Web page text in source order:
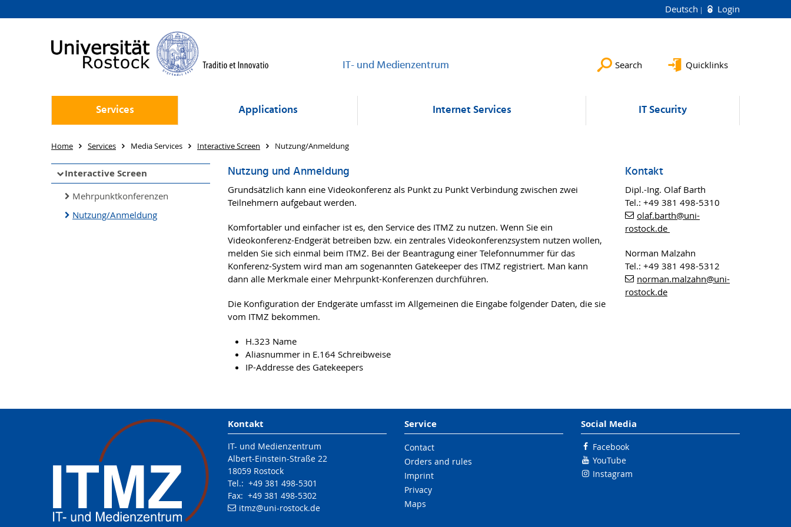
Deutsch Login
IT- und Medienzentrum Search Quicklinks
Services Applications Internet Services IT Security
Home Services Media Services Interactive Screen Nutzung/Anmeldung
Interactive Screen
Mehrpunktkonferenzen
Nutzung/Anmeldung
Nutzung und Anmeldung
Grundsätzlich kann eine Videokonferenz als Punkt zu Punkt Verbindung zwischen zwei
Teilnehmern aufgebaut werden.
Komfortabler und einfacher ist es, den Service des ITMZ zu nutzen. Wenn Sie ein
Videokonferenz-Endgerät betreiben bzw. ein zentrales Videokonferenzsystem nutzen wollen,
melden Sie sich einmal beim ITMZ. Bei der Beantragung einer Telefonnummer für das
Konferenz-System wird man am sogenannten Gatekeeper des ITMZ registriert. Man kann
dann alle Merkmale einer Mehrpunkt-Konferenzen durchführen.
Die Konfiguration der Endgeräte umfasst im Allgemeinen die Eingabe folgender Daten, die sie
vom ITMZ bekommen.
H.323 Name
Aliasnummer in E.164 Schreibweise
IP-Addresse des Gatekeepers
Kontakt
Dipl.-Ing. Olaf Barth
Tel.: +49 381 498-5310
olaf.barth@uni-
rostock.de
Norman Malzahn
Tel.: +49 381 498-5312
norman.malzahn@uni-
rostock.de
Kontakt
IT- und Medienzentrum
Albert-Einstein-Straße 22
18059 Rostock
Tel.: +49 381 498-5301
Fax: +49 381 498-5302
itmz@uni-rostock.de
Service
Contact
Orders and rules
Imprint
Privacy
Maps
Social Media
Facebook
YouTube
Instagram